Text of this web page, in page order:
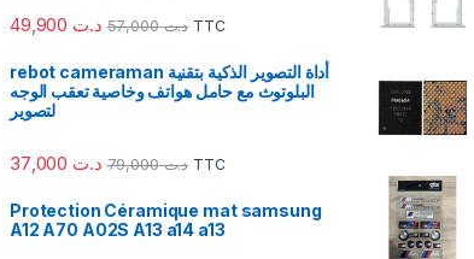
د.ت د.ت57,000 TTC
rebot cameraman أداة التصوير الذكية بتقنية
البلوتوث مع حامل هواتف وخاصية تعقب الوجه
لتصوير
د.ت د.ت79,000 TTC
Protection Céramique mat samsung
A12 A70 A02S A13 a14 a13